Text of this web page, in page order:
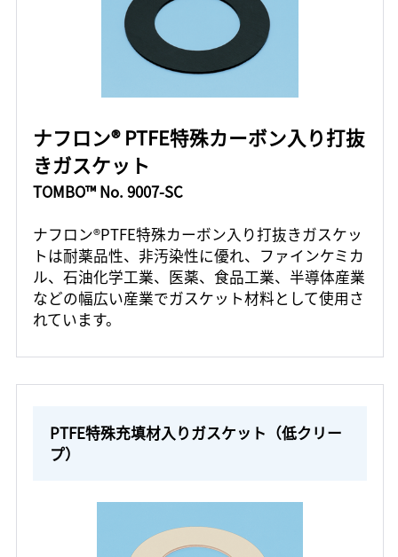
ナフロン® PTFE特殊カーボン入り打抜
きガスケット
TOMBO™ No. 9007-SC
ナフロン®PTFE特殊カーボン入り打抜きガスケッ
トは耐薬品性、非汚染性に優れ、ファインケミカ
ル、石油化学工業、医薬、食品工業、半導体産業
などの幅広い産業でガスケット材料として使用さ
れています。
PTFE特殊充填材入りガスケット（低クリー
プ）